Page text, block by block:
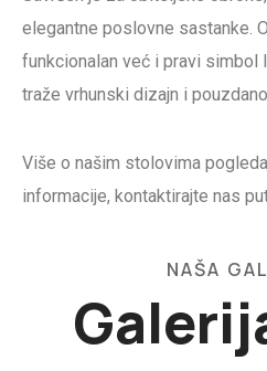
elegantne poslovne sastanke.
funkcionalan već i pravi simbol
traže vrhunski dizajn i
Više o našim stolovima
informacije, kontaktirajte nas
NAŠA